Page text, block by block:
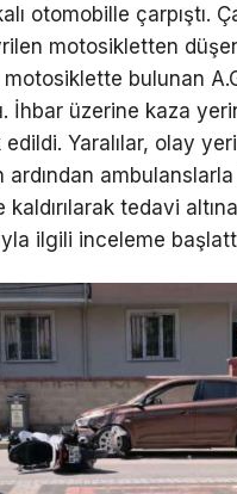
otomobille çarpıştı.
motosikletten
bulunan
İhbar üzerine kaza
Yaralılar, olay
ardından
kaldırılarak tedavi
ilgili inceleme